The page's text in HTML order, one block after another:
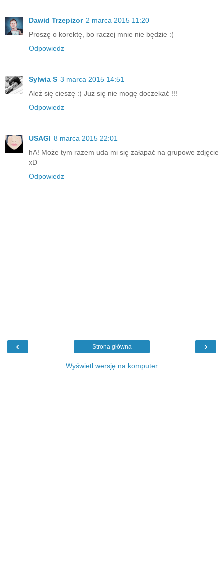
Dawid Trzepizor 2 marca 2015 11:20
Proszę o korektę, bo raczej mnie nie będzie :(
Odpowiedz
Sylwia S 3 marca 2015 14:51
Ależ się cieszę :) Już się nie mogę doczekać !!!
Odpowiedz
USAGI 8 marca 2015 22:01
hA! Może tym razem uda mi się załapać na grupowe zdjęcie
xD
Odpowiedz
‹ ›
Strona główna
Wyświetl wersję na komputer